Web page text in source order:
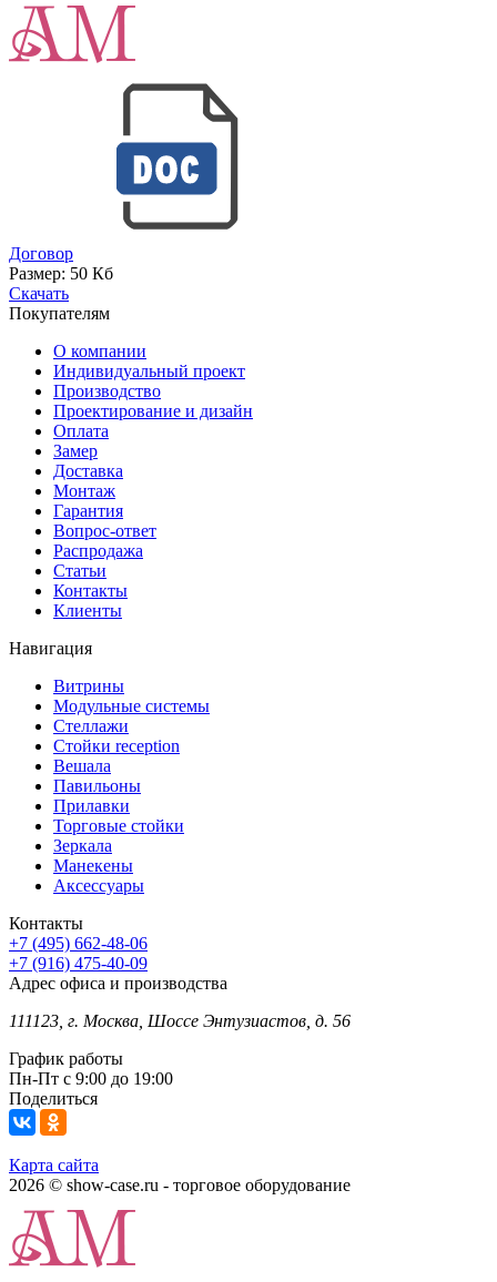
Договор
Размер: 50 Кб
Скачать
Покупателям
О компании
Индивидуальный проект
Производство
Проектирование и дизайн
Оплата
Замер
Доставка
Монтаж
Гарантия
Вопрос-ответ
Распродажа
Статьи
Контакты
Клиенты
Навигация
Витрины
Модульные системы
Стеллажи
Стойки reception
Вешала
Павильоны
Прилавки
Торговые стойки
Зеркала
Манекены
Аксессуары
Контакты
+7 (495) 662-48-06
+7 (916) 475-40-09
Адрес офиса и производства
111123, г. Москва, Шоссе Энтузиастов, д. 56
График работы
Пн-Пт с 9:00 до 19:00
Поделиться
Карта сайта
2026 © show-case.ru - торговое оборудование